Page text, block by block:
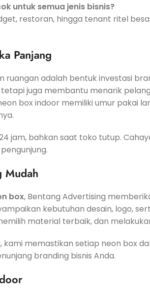
untuk semua jenis bisnis?
restoran, hingga tenant ritel
Panjang
ruangan adalah bentuk investasi
juga membantu menarik
box indoor memiliki umur pakai
jam, bahkan saat toko tutup.
Mudah
box, Bentang Advertising
kebutuhan desain, logo,
material terbaik, dan
memastikan setiap neon box
branding bisnis Anda.